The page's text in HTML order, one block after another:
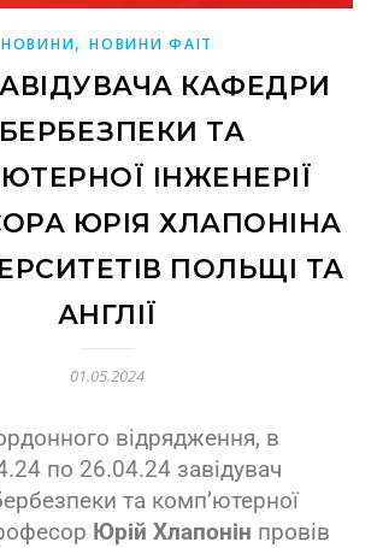
НОВИНИ,НОВИНИ ФАІТ
КАФЕДРИ
ТА
ІНЖЕНЕРІЇ
ЮРІЯ ХЛАПОНІНА
ПОЛЬЩІ ТА
АНГЛІЇ
01.05.2024
відрядження, в
по 26.04.24 завідувач
та комп’ютерної
Юрій Хлапонін провів